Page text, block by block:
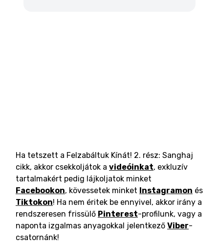
Ha tetszett a Felzabáltuk Kínát! 2. rész: Sanghaj
cikk, akkor csekkoljátok a videóinkat, exkluzív
tartalmakért pedig lájkoljatok minket
Facebookon, kövessetek minket Instagramon és
Tiktokon! Ha nem éritek be ennyivel, akkor irány a
rendszeresen frissülő Pinterest-profilunk, vagy a
naponta izgalmas anyagokkal jelentkező Viber-
csatornánk!